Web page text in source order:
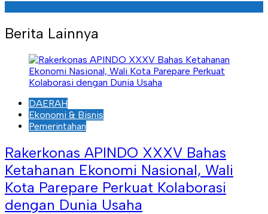
Berita Lainnya
DAERAH
Ekonomi & Bisnis
Pemerintahan
Rakerkonas APINDO XXXV Bahas
Ketahanan Ekonomi Nasional, Wali
Kota Parepare Perkuat Kolaborasi
dengan Dunia Usaha